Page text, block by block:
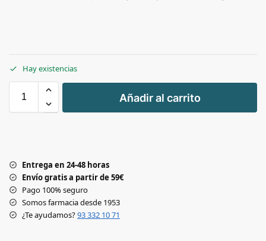
Hay existencias
+
-
Añadir al carrito
Entrega en 24-48 horas
Envío gratis a partir de 59€
Pago 100% seguro
Somos farmacia desde 1953
¿Te ayudamos?93 332 10 71